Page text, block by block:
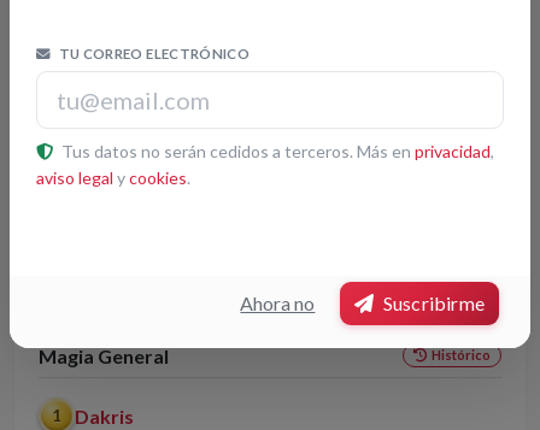
Magia de Salón
Samuel Arribas
Magia General Histórico
1 Dakris
TU CORREO ELECTRÓNICO
Tus datos no serán cedidos a terceros. Más en privacidad,
aviso legal ycookies.
Ahora no Suscribirme